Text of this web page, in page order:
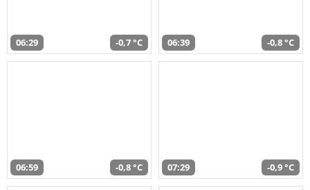
06:29 -0,7 °C 06:39 -0,8 °C
06:59 -0,8 °C 07:29 -0,9 °C